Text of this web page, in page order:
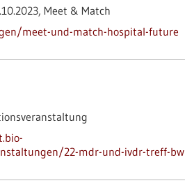
Meet & Match
meet-und-match-hospital-future
22-mdr-und-ivdr-treff-bw